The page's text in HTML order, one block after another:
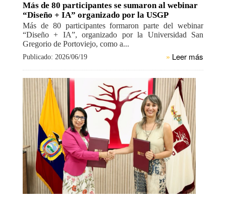
Más de 80 participantes se sumaron al webinar
“Diseño + IA” organizado por la USGP
Más de 80 participantes formaron parte del webinar
“Diseño + IA”, organizado por la Universidad San
Gregorio de Portoviejo, como a...
Publicado: 2026/06/19 » Leer más